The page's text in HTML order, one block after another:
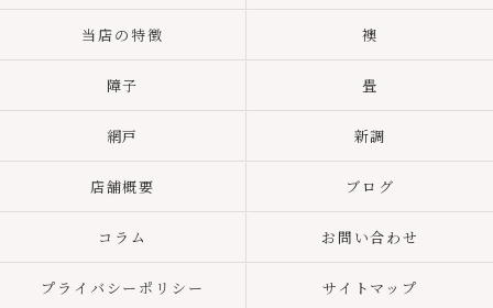
当店の特徴 襖
障子 畳
網戸 新調
店舗概要 ブログ
コラム お問い合わせ
プライバシーポリシー サイトマップ